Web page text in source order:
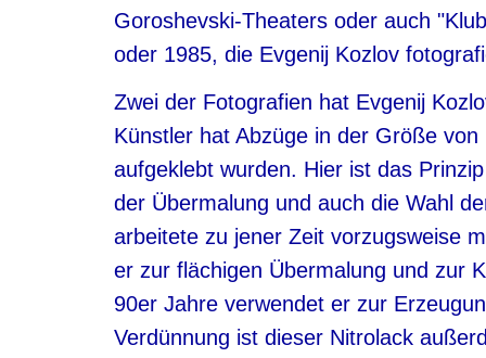
Goroshevski-Theaters oder auch
oder 1985, die Evgenij Kozlov
Zwei der Fotografien hat Evgenij
Künstler hat Abzüge in der Größe
aufgeklebt wurden. Hier ist das
der Übermalung und auch die Wahl
arbeitete zu jener Zeit vorzugsweise
er zur flächigen Übermalung und zur
90er Jahre verwendet er zur
Verdünnung ist dieser Nitrolack